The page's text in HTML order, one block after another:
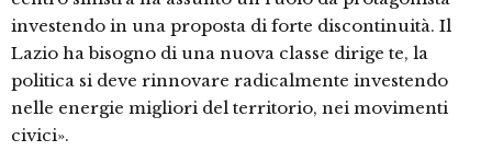
investendo in una proposta di forte discontinuità. Il
Lazio ha bisogno di una nuova classe dirige te, la
politica si deve rinnovare radicalmente investendo
nelle energie migliori del territorio, nei movimenti
civici».